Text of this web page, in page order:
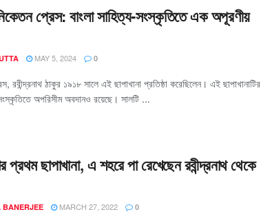
প্রেস: বাংলা সাহিত্য-সংস্কৃতিতে এক অপূরণীয়
MAY 5, 2024 0
রবীন্দ্রনাথ ঠাকুর ১৯১৮ সালে এই ছাপাখানা প্রতিষ্ঠা করেছিলেন। এই ছাপাখানাটির
অপরিসীম অবদানও রয়েছে। সালটি ...
প্রথম ছাপাখানা, এ শহরে পা রেখেছেন রবীন্দ্রনাথ থেকে
BANERJEE MARCH 27, 2022 0